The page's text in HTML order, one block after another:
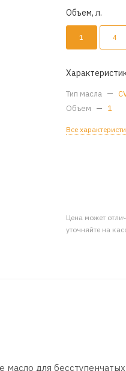
Объем, л.
1 4
Тип масла —
Объем — 1
Все
Цена может
уточняйте на
масло для